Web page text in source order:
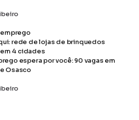
rede de lojas de brinquedos
4 cidades